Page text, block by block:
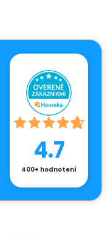
4.7
400+ hodnotení